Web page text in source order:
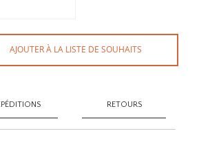
AJOUTER À LA LISTE DE SOUHAITS
RETOURS